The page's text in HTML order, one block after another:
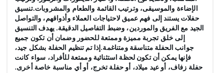
الإضاءة والموسيقى، وترتيب القائمة والطعام والمشروبات.تنسيق
حفلات يستند إلى فهم عميق لاحتياجات العملاء وأذواقهم، والتواصل
الجيد مع الفريق والموردين، وضبط التفاصيل الدقيقة. يهدف التنسيق
إلى خلق تجربة مميزة وممتعة للحضور وضمان أن تكون جميع
جوانب الحفلة متناسقة ومتناغمة.إذا تم تنظيم الحفلة بشكل جيد،
فإنها يمكن أن تكون لحظة استثنائية وممتعة للأفراد، سواء كانت
حفلة زفاف، أو عيد ميلاد، أو حفلة تخرج، أو أي مناسبة خاصة أخرى.